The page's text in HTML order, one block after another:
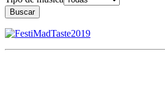
Buscar